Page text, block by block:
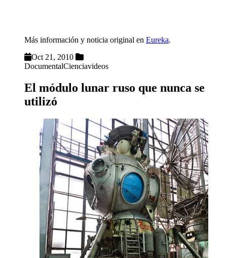
Más información y noticia original en Eureka.
Oct 21, 2010
DocumentalCienciavideos
El módulo lunar ruso que nunca se
utilizó